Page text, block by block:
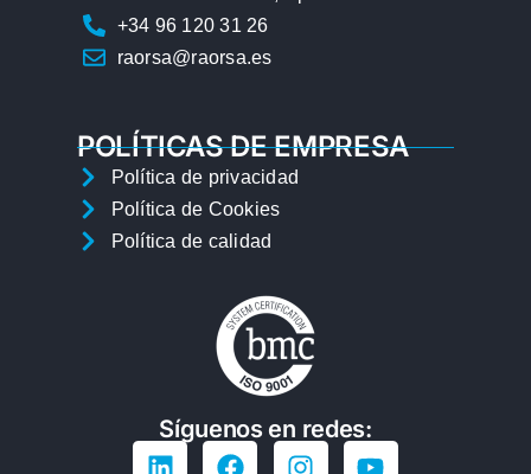
+34 96 120 31 26
raorsa@raorsa.es
POLÍTICAS DE EMPRESA
Política de privacidad
Política de Cookies
Política de calidad
Síguenos en redes: